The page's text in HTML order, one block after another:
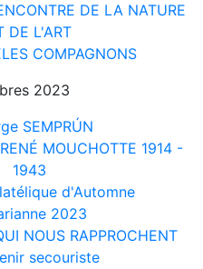
DE LA NATURE
DE L'ART
COMPAGNONS
2023
SEMPRÚN
MOUCHOTTE 1914 -
1943
d'Automne
2023
NOUS RAPPROCHENT
secouriste